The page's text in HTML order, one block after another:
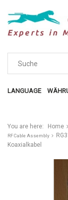
LANGUAGE
You are here: Home
RF Cable Assembly
Koaxialkabel